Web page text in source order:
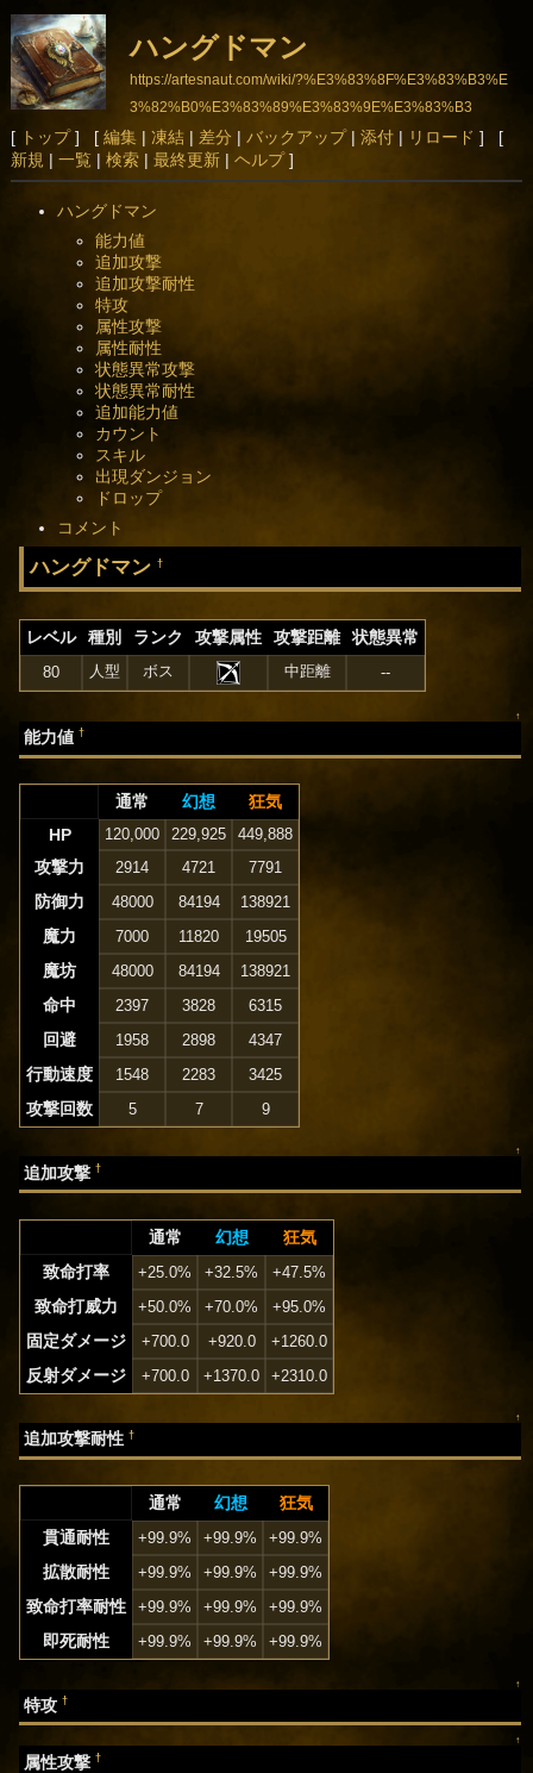
ハングドマン
https://artesnaut.com/wiki/?%E3%83%8F%E3%83%B3%E
3%82%B0%E3%83%89%E3%83%9E%E3%83%B3
[ トップ] [ 編集| 凍結| 差分 | バックアップ| 添付| リロード ] [
新規 | 一覧 | 検索| 最終更新| ヘルプ]
ハングドマン
能力値
追加攻撃
追加攻撃耐性
特攻
属性攻撃
属性耐性
状態異常攻撃
状態異常耐性
追加能力値
カウント
スキル
出現ダンジョン
ドロップ
コメント
ハングドマン †
レベル 種別 ランク 攻撃属性 攻撃距離 状態異常
80 人型 ボス 中距離 --
↑
能力値†
通常 幻想
狂気
HP
120,000 229,925 449,888
攻撃力 2914 4721 7791
防御力 48000 84194 138921
魔力 7000 11820 19505
魔坊 48000 84194 138921
命中 2397 3828 6315
回避 1958 2898 4347
行動速度 1548 2283 3425
攻撃回数 5 7 9
↑
追加攻撃†
通常 幻想
狂気
致命打率
+25.0% +32.5% +47.5%
致命打威力 +50.0% +70.0% +95.0%
固定ダメージ +700.0 +920.0 +1260.0
反射ダメージ +700.0 +1370.0 +2310.0
↑
追加攻撃耐性†
通常 幻想
狂気
貫通耐性
+99.9% +99.9% +99.9%
拡散耐性 +99.9% +99.9% +99.9%
致命打率耐性 +99.9% +99.9% +99.9%
即死耐性 +99.9% +99.9% +99.9%
↑
特攻†
↑
属性攻撃†